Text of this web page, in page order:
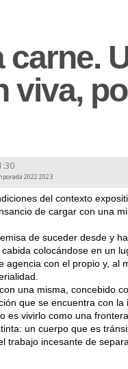
carne.
viva,
2022 2023
del contexto
de cargar con una
de suceder desde y
colocándose en un
agencia con el propio y, al
una misma, concebido
que se encuentra con la
es vivirlo como una
un cuerpo que es
trabajo incesante de